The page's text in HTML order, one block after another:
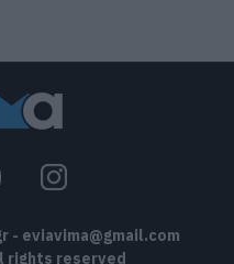
- eviavima@gmail.com
rights reserved